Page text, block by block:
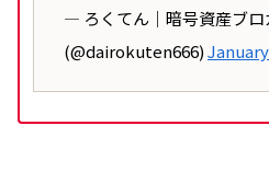
— ろくてん｜暗号資産ブ
(@dairokuten666)